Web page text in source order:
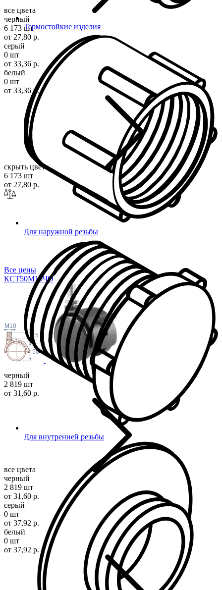
Термостойкие изделия
Для наружной резьбы
Для внутренней резьбы
все цвета
черный
6 173 шт
от 27,80 р.
серый
0 шт
от 33,36 р.
белый
0 шт
от 33,36 р.
скрыть цвета
6 173 шт
от 27,80 р.
Все цены
КСТ50М10ЧО
50
15
M10
черный
2 819 шт
от 31,60 р.
все цвета
черный
2 819 шт
от 31,60 р.
серый
0 шт
от 37,92 р.
белый
0 шт
от 37,92 р.